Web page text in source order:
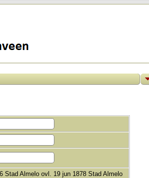
Stad Almelo ovl. 19 jun 1878 Stad Almelo